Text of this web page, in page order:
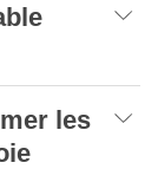
les